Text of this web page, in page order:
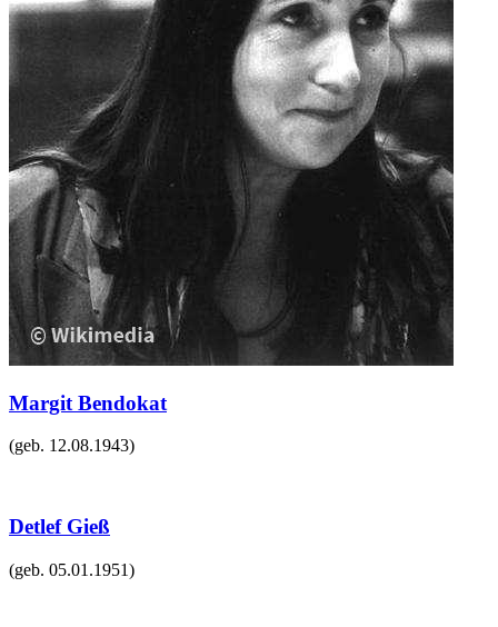
Margit Bendokat
(geb. 12.08.1943)
Detlef Gieß
(geb. 05.01.1951)